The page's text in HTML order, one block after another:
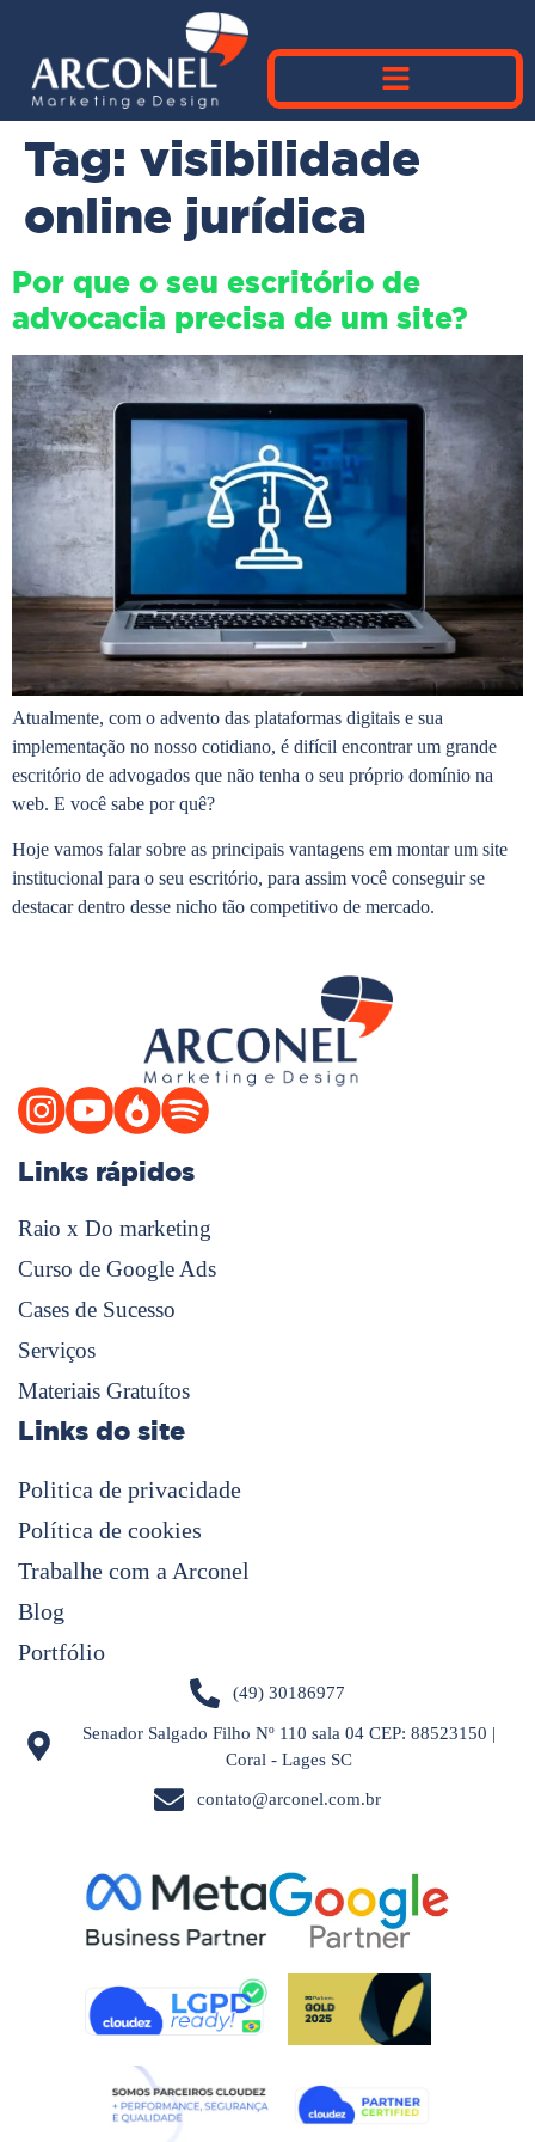
Tag: visibilidade
online jurídica
Por que o seu escritório de
advocacia precisa de um site?
Atualmente, com o advento das plataformas digitais e sua
implementação no nosso cotidiano, é difícil encontrar um grande
escritório de advogados que não tenha o seu próprio domínio na
web. E você sabe por quê?
Hoje vamos falar sobre as principais vantagens em montar um site
institucional para o seu escritório, para assim você conseguir se
destacar dentro desse nicho tão competitivo de mercado.
Links rápidos
Raio x Do marketing
Curso de Google Ads
Cases de Sucesso
Serviços
Materiais Gratuítos
Links do site
Politica de privacidade
Política de cookies
Trabalhe com a Arconel
Blog
Portfólio
(49) 30186977
Senador Salgado Filho Nº 110 sala 04 CEP: 88523150 |
Coral - Lages SC
contato@arconel.com.br